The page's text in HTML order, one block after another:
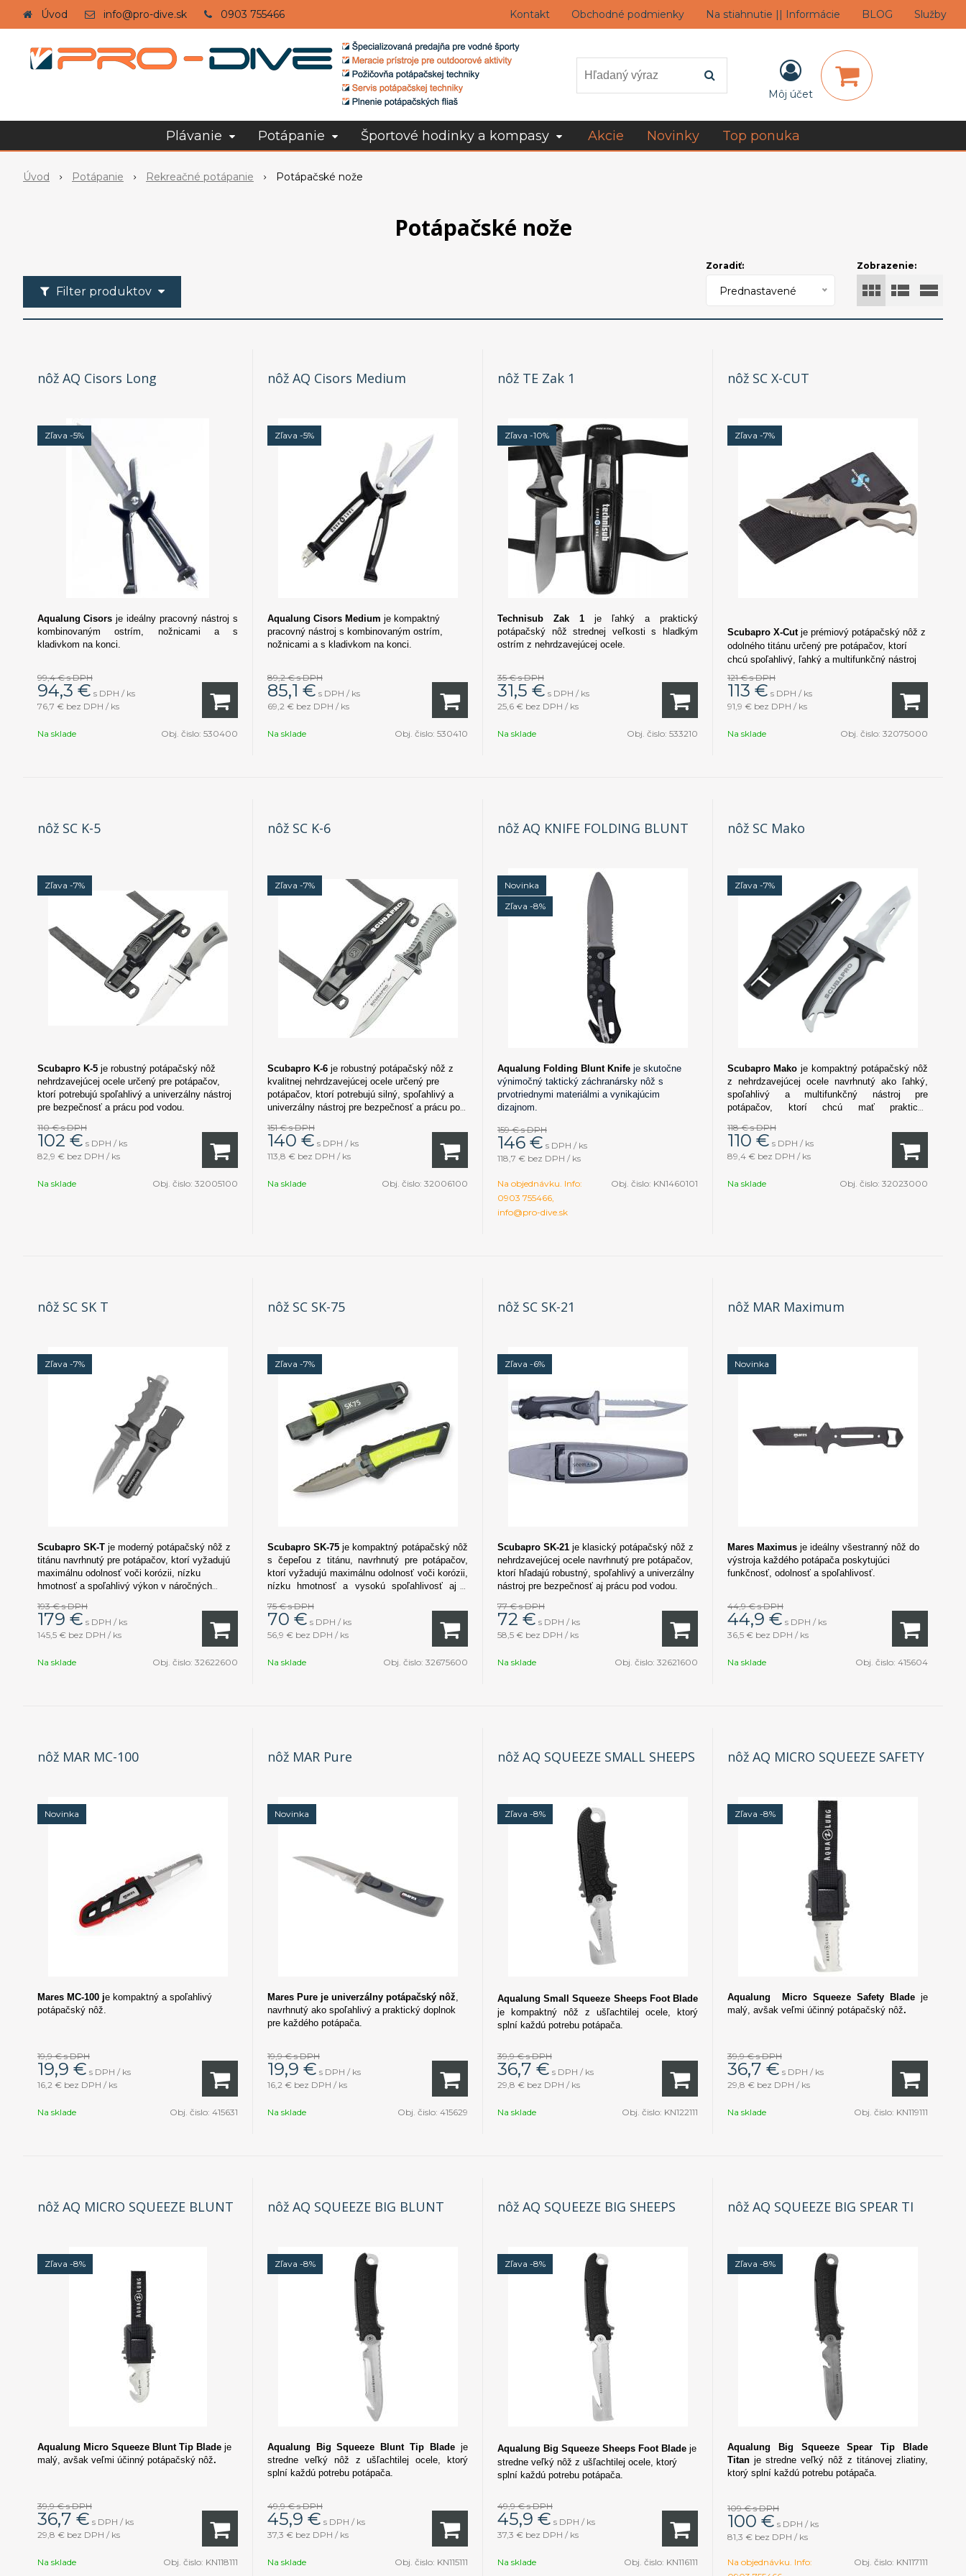
Úvod info@pro-dive.sk 0903 755466 Kontakt Obchodné podmienky Na stiahnutie || Informácie BLOG Služby
Môj účet
Plávanie Potápanie Športové hodinky a kompasy Akcie Novinky Top ponuka
Úvod Potápanie Rekreačné potápanie Potápačské nože
Potápačské nože
Filter produktov
Zobrazenie:
Zoradiť:
Prednastavené
nôž AQ Cisors Long
Zľava -5%
Aqualung Cisors je ideálny pracovný nástroj s
kombinovaným ostrím, nožnicami a s
kladivkom na konci.
99,4 €s DPH
94,3 € s DPH / ks
76,7 € bez DPH / ks
Na sklade Obj. čislo: 530400
nôž AQ Cisors Medium
Zľava -5%
Aqualung Cisors Medium je kompaktný
pracovný nástroj s kombinovaným ostrím,
nožnicami a s kladivkom na konci.
89,2 €s DPH
85,1 € s DPH / ks
69,2 € bez DPH / ks
Na sklade Obj. čislo: 530410
nôž TE Zak 1
Zľava -10%
Technisub Zak 1 je ľahký a praktický
potápačský nôž strednej veľkosti s hladkým
ostrím z nehrdzavejúcej ocele.
35 €s DPH
31,5 € s DPH / ks
25,6 € bez DPH / ks
Na sklade Obj. čislo: 533210
nôž SC X-CUT
Zľava -7%
Scubapro X-Cutje prémiový potápačský nôž z
odolného titánu určený pre potápačov, ktorí
chcú spoľahlivý, ľahký a multifunkčný nástroj
pod vodou.
121 €s DPH
113 € s DPH / ks
91,9 € bez DPH / ks
Na sklade Obj. čislo: 32075000
nôž SC K-5
Zľava -7%
Scubapro K-5 je robustný potápačský nôž
nehrdzavejúcej ocele určený pre potápačov,
ktorí potrebujú spoľahlivý a univerzálny nástroj
pre bezpečnosť a prácu pod vodou.
110 €s DPH
102 € s DPH / ks
82,9 € bez DPH / ks
Na sklade Obj. čislo: 32005100
nôž SC K-6
Zľava -7%
Scubapro K-6 je robustný potápačský nôž z
kvalitnej nehrdzavejúcej ocele určený pre
potápačov, ktorí potrebujú silný, spoľahlivý a
univerzálny nástroj pre bezpečnosť a prácu pod
151 €s DPH
140 € s DPH / ks
113,8 € bez DPH / ks
Na sklade Obj. čislo: 32006100
nôž AQ KNIFE FOLDING BLUNT
Novinka
Zľava -8%
Aqualung Folding Blunt Knife je skutočne
výnimočný taktický záchranársky nôž s
prvotriednymi materiálmi a vynikajúcim
dizajnom.
159 €s DPH
146 € s DPH / ks
118,7 € bez DPH / ks
Na objednávku. Info:
0903 755466,
info@pro-dive.sk
Obj. čislo: KN1460101
nôž SC Mako
Zľava -7%
Scubapro Mako je kompaktný potápačský nôž
z nehrdzavejúcej ocele navrhnutý ako ľahký,
spoľahlivý a multifunkčný nástroj pre
potápačov, ktorí chcú mať praktický
118 €s DPH
110 € s DPH / ks
89,4 € bez DPH / ks
Na sklade Obj. čislo: 32023000
nôž SC SK T
Zľava -7%
Scubapro SK-T je moderný potápačský nôž z
titánu navrhnutý pre potápačov, ktorí vyžadujú
maximálnu odolnosť voči korózii, nízku
hmotnosť a spoľahlivý výkon v náročných
193 €s DPH
179 € s DPH / ks
145,5 € bez DPH / ks
Na sklade Obj. čislo: 32622600
nôž SC SK-75
Zľava -7%
Scubapro SK-75 je kompaktný potápačský nôž
s čepeľou z titánu, navrhnutý pre potápačov,
ktorí vyžadujú maximálnu odolnosť voči korózii,
nízku hmotnosť a vysokú spoľahlivosť aj v
75 €s DPH
70 € s DPH / ks
56,9 € bez DPH / ks
Na sklade Obj. čislo: 32675600
nôž SC SK-21
Zľava -6%
Scubapro SK-21 je klasický potápačský nôž z
nehrdzavejúcej ocele navrhnutý pre potápačov,
ktorí hľadajú robustný, spoľahlivý a univerzálny
nástroj pre bezpečnosť aj prácu pod vodou.
77 €s DPH
72 € s DPH / ks
58,5 € bez DPH / ks
Na sklade Obj. čislo: 32621600
nôž MAR Maximum
Novinka
Mares Maximus je ideálny všestranný nôž do
výstroja každého potápača poskytujúci
funkčnosť, odolnosť a spoľahlivosť.
44,9 €s DPH
44,9 € s DPH / ks
36,5 € bez DPH / ks
Na sklade Obj. čislo: 415604
nôž MAR MC-100
Novinka
Mares MC-100 je kompaktný a spoľahlivý
potápačský nôž.
19,9 €s DPH
19,9 € s DPH / ks
16,2 € bez DPH / ks
Na sklade Obj. čislo: 415631
nôž MAR Pure
Novinka
Mares Pure je univerzálny potápačský nôž,
navrhnutý ako spoľahlivý a praktický doplnok
pre každého potápača.
19,9 €s DPH
19,9 € s DPH / ks
16,2 € bez DPH / ks
Na sklade Obj. čislo: 415629
nôž AQ SQUEEZE SMALL SHEEPS
Zľava -8%
Aqualung Small Squeeze Sheeps Foot Blade
je kompaktný nôž z ušľachtilej ocele, ktorý
splní každú potrebu potápača.
39,9 €s DPH
36,7 € s DPH / ks
29,8 € bez DPH / ks
Na sklade Obj. čislo: KN122111
nôž AQ MICRO SQUEEZE SAFETY
Zľava -8%
Aqualung Micro Squeeze Safety Blade je
malý, avšak veľmi účinný potápačský nôž.
39,9 €s DPH
36,7 € s DPH / ks
29,8 € bez DPH / ks
Na sklade Obj. čislo: KN119111
nôž AQ MICRO SQUEEZE BLUNT
Zľava -8%
Aqualung Micro Squeeze Blunt Tip Blade je
malý, avšak veľmi účinný potápačský nôž.
39,9 €s DPH
36,7 € s DPH / ks
29,8 € bez DPH / ks
Na sklade Obj. čislo: KN118111
nôž AQ SQUEEZE BIG BLUNT
Zľava -8%
Aqualung Big Squeeze Blunt Tip Blade je
stredne veľký nôž z ušľachtilej ocele, ktorý
splní každú potrebu potápača.
49,9 €s DPH
45,9 € s DPH / ks
37,3 € bez DPH / ks
Na sklade Obj. čislo: KN115111
nôž AQ SQUEEZE BIG SHEEPS
Zľava -8%
Aqualung Big Squeeze Sheeps Foot Blade je
stredne veľký nôž z ušľachtilej ocele, ktorý
splní každú potrebu potápača.
49,9 €s DPH
45,9 € s DPH / ks
37,3 € bez DPH / ks
Na sklade Obj. čislo: KN116111
nôž AQ SQUEEZE BIG SPEAR TI
Zľava -8%
Aqualung Big Squeeze Spear Tip Blade
Titan je stredne veľký nôž z titánovej zliatiny,
ktorý splní každú potrebu potápača.
109 €s DPH
100 € s DPH / ks
81,3 € bez DPH / ks
Na objednávku. Info:
Obj. čislo: KN117111